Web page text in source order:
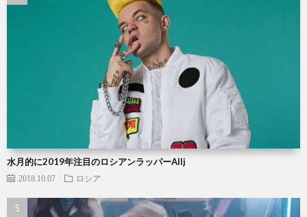
水月的に2019年注目のロシアンラッパーAllj
2018.10.07 ロシア